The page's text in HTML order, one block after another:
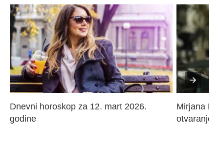
Dnevni horoskop za 12. mart 2026.
godine
Mirjana
otvaranje